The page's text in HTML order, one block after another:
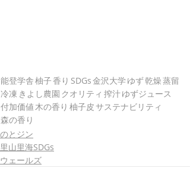
能登学舎柚子香り SDGs金沢大学 ゆず乾燥蒸留
冷凍 きよし農園 クオリティ 搾汁ゆずジュース
付加価値木の香り 柚子皮サステナビリティ
森の香り
のとジン
里山里海SDGs
ウェールズ